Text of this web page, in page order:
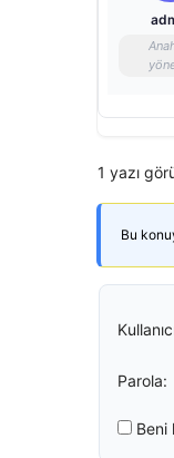
1 yazı
Bu
Parola:
Beni